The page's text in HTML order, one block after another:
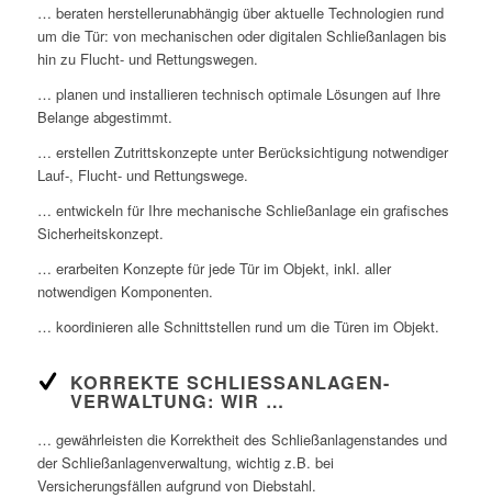
… beraten herstellerunabhängig über aktuelle Technologien rund
um die Tür: von mechanischen oder digitalen Schließanlagen bis
hin zu Flucht- und Rettungswegen.
… planen und installieren technisch optimale Lösungen auf Ihre
Belange abgestimmt.
… erstellen Zutrittskonzepte unter Berücksichtigung notwendiger
Lauf-, Flucht- und Rettungswege.
… entwickeln für Ihre mechanische Schließanlage ein grafisches
Sicherheitskonzept.
… erarbeiten Konzepte für jede Tür im Objekt, inkl. aller
notwendigen Komponenten.
… koordinieren alle Schnittstellen rund um die Türen im Objekt.
KORREKTE SCHLIESSANLAGEN-V
ERWALTUNG: WIR …
… gewährleisten die Korrektheit des Schließanlagenstandes und
der Schließanlagenverwaltung, wichtig z.B. bei
Versicherungsfällen aufgrund von Diebstahl.